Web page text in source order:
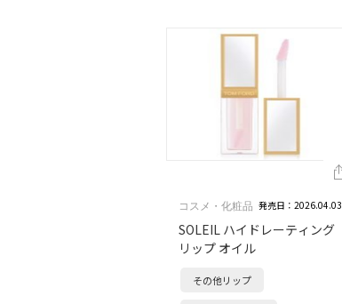
コスメ・化粧品 発売日：2026.04.03
SOLEIL ハイドレーティング
リップ オイル
その他リップ